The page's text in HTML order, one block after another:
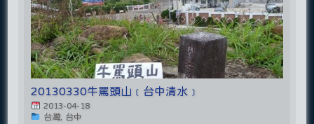
20130330牛罵頭山﹝台中清水﹞
2013-04-18
台灣, 台中